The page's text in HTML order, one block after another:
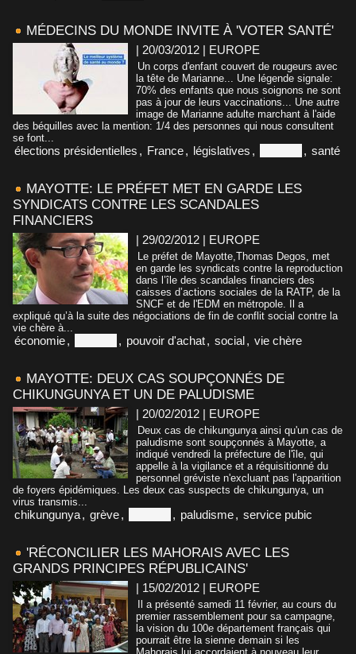
MÉDECINS DU MONDE INVITE À 'VOTER SANTÉ'
| 20/03/2012 | EUROPE
Un corps d'enfant couvert de rougeurs avec
la tête de Marianne... Une légende signale:
70% des enfants que nous soignons ne sont
pas à jour de leurs vaccinations... Une autre
image de Marianne adulte marchant à l'aide
des béquilles avec la mention: 1/4 des personnes qui nous consultent
se font...
élections présidentielles , France, législatives , , santé
MAYOTTE: LE PRÉFET MET EN GARDE LES
SYNDICATS CONTRE LES SCANDALES
FINANCIERS
| 29/02/2012 | EUROPE
Le préfet de Mayotte,Thomas Degos, met
en garde les syndicats contre la reproduction
dans l’île des scandales financiers des
caisses d’actions sociales de la RATP, de la
SNCF et de l'EDM en métropole. Il a
expliqué qu’à la suite des négociations de fin de conflit social contre la
vie chère à...
économie, , pouvoir d'achat, social, vie chère
MAYOTTE: DEUX CAS SOUPÇONNÉS DE
CHIKUNGUNYA ET UN DE PALUDISME
| 20/02/2012 | EUROPE
Deux cas de chikungunya ainsi qu'un cas de
paludisme sont soupçonnés à Mayotte, a
indiqué vendredi la préfecture de l'île, qui
appelle à la vigilance et a réquisitionné du
personnel gréviste n'excluant pas l'apparition
de foyers épidémiques. Les deux cas suspects de chikungunya, un
virus transmis...
chikungunya, grève, , paludisme, service pubic
'RÉCONCILIER LES MAHORAIS AVEC LES
GRANDS PRINCIPES RÉPUBLICAINS'
| 15/02/2012 | EUROPE
Il a présenté samedi 11 février, au cours du
premier rassemblement pour sa campagne,
la vision du 100e département français qui
pourrait être la sienne demain si les